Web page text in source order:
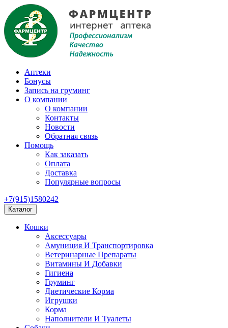
Аптеки
Бонусы
Запись на груминг
О компании
О компании
Контакты
Новости
Обратная связь
Помощь
Как заказать
Оплата
Доставка
Популярные вопросы
+7(915)1580242
Каталог
Кошки
Аксессуары
Амуниция И Транспортировка
Ветеринарные Препараты
Витамины И Добавки
Гигиена
Груминг
Диетические Корма
Игрушки
Корма
Наполнители И Туалеты